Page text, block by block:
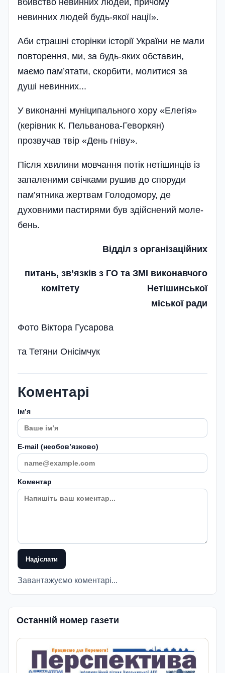
вбивство невинних людей, причому
невинних людей будь-якої нації».
Аби страшні сторінки історії України не мали
повторення, ми, за будь-яких обставин,
маємо пам’ятати, скорбити, молитися за
душі невинних...
У виконанні муніципального хору «Елегія»
(керівник К. Пельванова-Геворкян)
прозвучав твір «День гніву».
Після хвилини мовчання потік нетішинців із
запаленими свічками рушив до споруди
пам’ятника жерт­вам Голодомору, де
духовними пастиря­ми був здійснений моле­
бень.
Відділ з організаційних
питань, зв’язків з ГО та ЗМІ виконавчого
комітету Нетішинської
міської ради
Фото Віктора Гусарова
та Тетяни Онісімчук
Коментарі
Імʼя
E-mail (необовʼязково)
Коментар
Надіслати
Завантажуємо коментарі...
Останній номер газети